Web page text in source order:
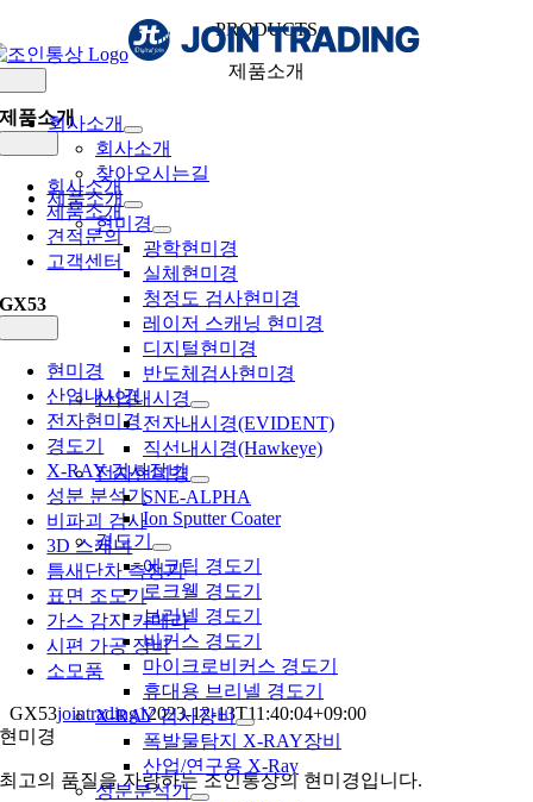
to
content
회사소개
회사소개
찾아오시는길
제품소개
현미경
광학현미경
실체현미경
청정도 검사현미경
레이저 스캐닝 현미경
디지털현미경
반도체검사현미경
산업내시경
전자내시경(EVIDENT)
직선내시경(Hawkeye)
전자현미경
SNE-ALPHA
Ion Sputter Coater
경도기
에코팁 경도기
로크웰 경도기
브리넬 경도기
비커스 경도기
마이크로비커스 경도기
휴대용 브리넬 경도기
X-RAY 검사장비
폭발물탐지 X-RAY장비
산업/연구용 X-Ray
성분분석기
PRODUCTS
제품소개
제품소개
Navigation
회사소개
제품소개
견적문의
고객센터
GX53
Navigation
현미경
산업내시경
전자현미경
경도기
X-RAY 검사장비
성분 분석기
비파괴 검사
3D 스캐너
틈새단차 측정기
표면 조도기
가스 감지 카메라
시편 가공 장비
소모품
GX53jointrading12023-12-13T11:40:04+09:00
현미경
최고의 품질을 자랑하는 조인통상의 현미경입니다.